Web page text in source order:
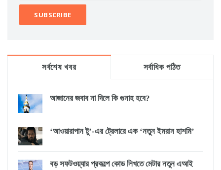
সর্বশেষ খবর সর্বাধিক পঠিত
আজানের জবাব না দিলে কি গুনাহ হবে?
‘আওয়ারাপান টু’-এর ট্রেলারে এক ‘নতুন ইমরান হাশমি’
বড় সফটওয়্যার প্রকল্পে কোড লিখতে মেটার নতুন এআই